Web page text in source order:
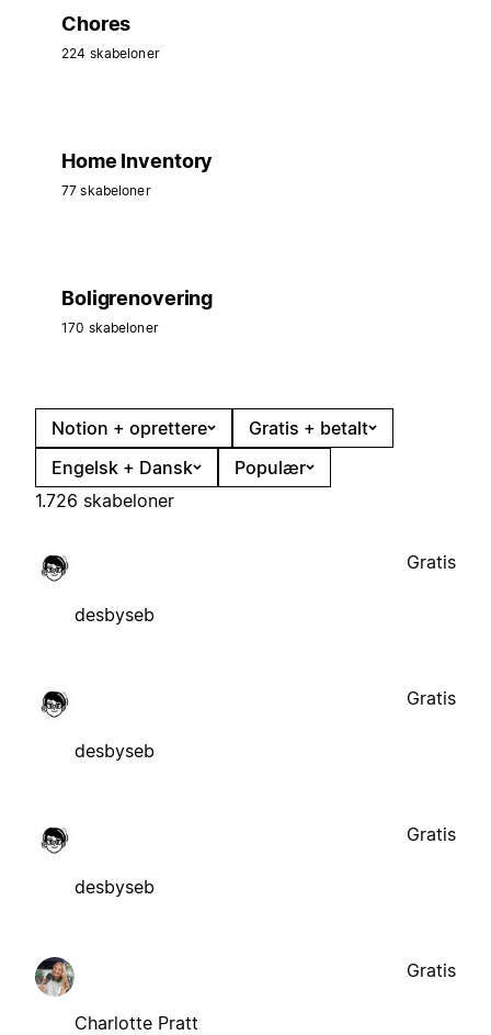
Chores
224 skabeloner
Home Inventory
77 skabeloner
Boligrenovering
170 skabeloner
Notion + oprettere
Gratis + betalt
Engelsk + Dansk
Populær
1.726 skabeloner
desbyseb
Gratis
desbyseb
Gratis
desbyseb
Gratis
Charlotte Pratt
Gratis